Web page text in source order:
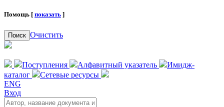
Помощь [ показать ]
Поиск Очистить
Поступления Алфавитный указатель
Имидж-
каталог
Сетевые ресурсы
ENG
Вход